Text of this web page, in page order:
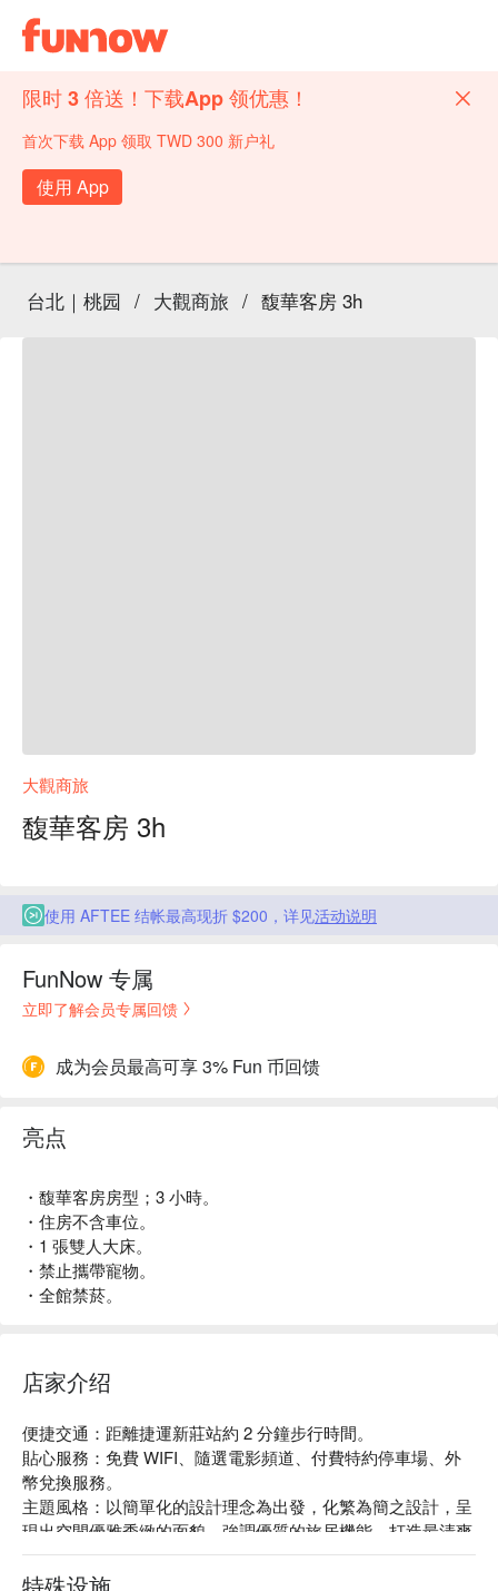
限时 3 倍送！下载App 领优惠！
首次下载 App 领取 TWD 300 新户礼
使用 App
台北｜桃园 / 大觀商旅 / 馥華客房 3h
大觀商旅
馥華客房 3h
使用 AFTEE 结帐最高现折 $200，详见活动说明
FunNow 专属
立即了解会员专属回馈
成为会员最高可享 3% Fun 币回馈
亮点
・馥華客房房型；3 小時。
・住房不含車位。
・1 張雙人大床。
・禁止攜帶寵物。
・全館禁菸。
店家介绍
便捷交通：距離捷運新莊站約 2 分鐘步行時間。
貼心服務：免費 WIFI、隨選電影頻道、付費特約停車場、外
幣兌換服務。
主題風格：以簡單化的設計理念為出發，化繁為簡之設計，呈
現出空間優雅秀緻的面貌，強調優質的旅居機能，打造最清爽
舒適的居住空間。
旅宿業登記證號新北市旅館 196-2 號